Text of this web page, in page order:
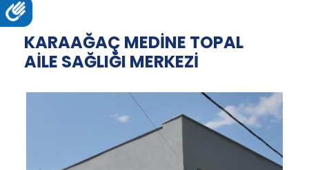
KARAAĞAÇ MEDİNE TOPAL
AİLE SAĞLIĞI MERKEZİ